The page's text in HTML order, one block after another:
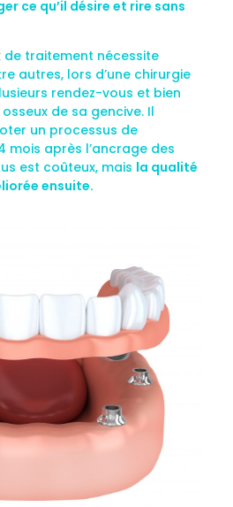
ce qu’il désire et rire sans
de traitement nécessite
autres, lors d’une chirurgie
rendez-vous et bien
de sa gencive. Il
un processus de
mois après l’ancrage des
est coûteux, mais la qualité
ensuite.